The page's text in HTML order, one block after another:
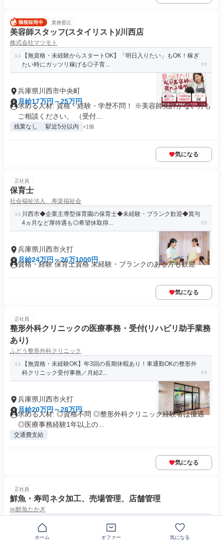
業務委託
美容師スタッフ(スタイリスト)/川西店
株式会社マツモト
【無資格・未経験からスタートOK】「明日入りたい」もOK！稼ぎ
たい時にガッツリ稼げる◎子育...
兵庫県川西市中央町
月給17万円～25万円
求める人材: 資格・経験・学歴不問！ ※美容師免許がない方も
ご相談ください。 （受付...
残業なし 駅近5分以内 +1個
気になる
正社員
保育士
社会福祉法人 寿楽福祉会
川西市◆企業主導型保育園の保育士◆未経験・ブランク歓迎◆賞与
4ヵ月など厚待遇も◎希望休取得...
兵庫県川西市火打
月給24万円～26万1000円
資格・経験 保育士資格 未経験・ブランクのある方も歓迎
気になる
正社員
整形外科クリニックの医療事務・受付(リハビリ助手業務
あり)
ふどう整形外科クリニック
【無資格・未経験OK】年3回の長期休暇あり！車通勤OKの整形外
科クリニック受付事務／月給2...
兵庫県川西市火打
月給20万円～28万円
求める人材: ◎資格不問 ◎整形外科クリニック経験者は優遇
◎医療事務経験1年以上の...
交通費支給
気になる
正社員
鮮魚・寿司ネタ加工、売場管理、店舗管理
㈱鮮魚たかぎ
川西市栄町＼鮮魚店の売り場・店舗管理／未経験OK！経験者は即
戦力に！性別不問！お得な社割も...
ホーム オファー 気になる